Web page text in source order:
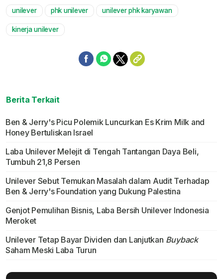
unilever phk unilever unilever phk karyawan
kinerja unilever
Berita Terkait
Ben & Jerry's Picu Polemik Luncurkan Es Krim Milk and
Honey Bertuliskan Israel
Laba Unilever Melejit di Tengah Tantangan Daya Beli,
Tumbuh 21,8 Persen
Unilever Sebut Temukan Masalah dalam Audit Terhadap
Ben & Jerry's Foundation yang Dukung Palestina
Genjot Pemulihan Bisnis, Laba Bersih Unilever Indonesia
Meroket
Unilever Tetap Bayar Dividen dan Lanjutkan Buyback
Saham Meski Laba Turun